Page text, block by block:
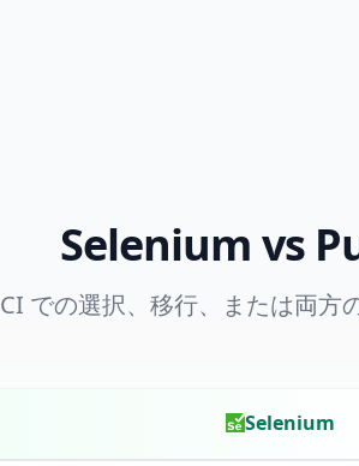
Selenium vs
CI での選択、移行、または両方
Selenium